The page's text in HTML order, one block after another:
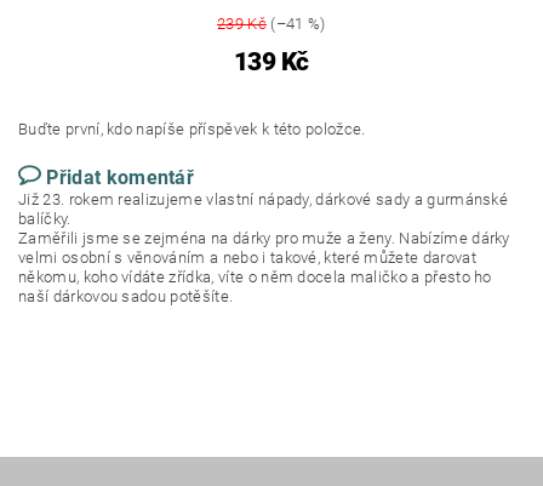
239 Kč(–41 %)
139 Kč
Buďte první, kdo napíše příspěvek k této položce.
Přidat komentář
Již 23. rokem realizujeme vlastní nápady, dárkové sady a gurmánské
balíčky.
Zaměřili jsme se zejména na dárky pro muže a ženy. Nabízíme dárky
velmi osobní s věnováním a nebo i takové, které můžete darovat
někomu, koho vídáte zřídka, víte o něm docela maličko a přesto ho
naší dárkovou sadou potěšíte.